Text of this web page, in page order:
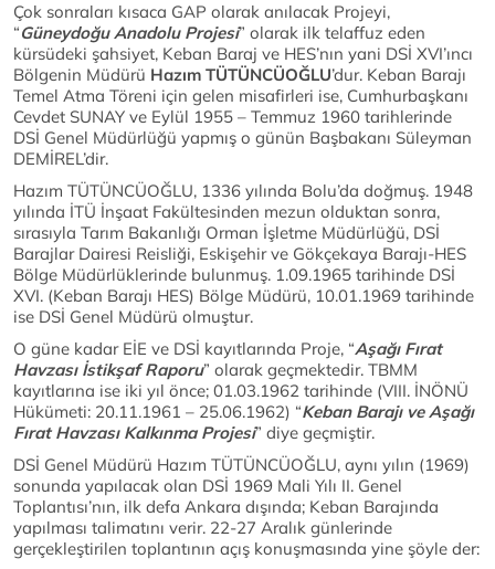
Çok sonraları kısaca GAP olarak anılacak Projeyi,
“Güneydoğu Anadolu Projesi” olarak ilk telaffuz eden
kürsüdeki şahsiyet, Keban Baraj ve HES’nın yani DSİ XVI’ıncı
Bölgenin Müdürü Hazım TÜTÜNCÜOĞLU’dur. Keban Barajı
Temel Atma Töreni için gelen misafirleri ise, Cumhurbaşkanı
Cevdet SUNAY ve Eylül 1955 – Temmuz 1960 tarihlerinde
DSİ Genel Müdürlüğü yapmış o günün Başbakanı Süleyman
DEMİREL’dir.
Hazım TÜTÜNCÜOĞLU, 1336 yılında Bolu’da doğmuş. 1948
yılında İTÜ İnşaat Fakültesinden mezun olduktan sonra,
sırasıyla Tarım Bakanlığı Orman İşletme Müdürlüğü, DSİ
Barajlar Dairesi Reisliği, Eskişehir ve Gökçekaya Barajı-HES
Bölge Müdürlüklerinde bulunmuş. 1.09.1965 tarihinde DSİ
XVI. (Keban Barajı HES) Bölge Müdürü, 10.01.1969 tarihinde
ise DSİ Genel Müdürü olmuştur.
O güne kadar EİE ve DSİ kayıtlarında Proje, “Aşağı Fırat
Havzası İstikşaf Raporu” olarak geçmektedir. TBMM
kayıtlarına ise iki yıl önce; 01.03.1962 tarihinde (VIII. İNÖNÜ
Hükümeti: 20.11.1961 – 25.06.1962) “Keban Barajı ve Aşağı
Fırat Havzası Kalkınma Projesi” diye geçmiştir.
DSİ Genel Müdürü Hazım TÜTÜNCÜOĞLU, aynı yılın (1969)
sonunda yapılacak olan DSİ 1969 Mali Yılı II. Genel
Toplantısı’nın, ilk defa Ankara dışında; Keban Barajında
yapılması talimatını verir. 22-27 Aralık günlerinde
gerçekleştirilen toplantının açış konuşmasında yine şöyle der: